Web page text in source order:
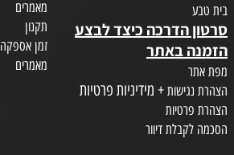
בית טבע
סרטון הדרכה כיצד לבצע
הזמנה באתר
מפת אתר
הצהרת נגישות + מידיניות פרטיות
הצהרת פרטיות
הסכמה לקבלת דיוור
מאמרים
תקנון
זמן אספקה
מאמרים